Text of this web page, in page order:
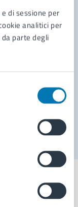
di sessione per
analitici per
parte degli